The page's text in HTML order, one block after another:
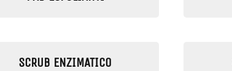
SCRUB ENZIMATICO